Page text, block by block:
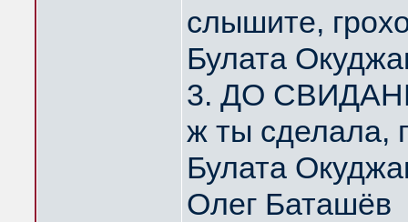
слышите,
Булата
3. ДО
ж ты сделала,
Булата
Олег Баташёв